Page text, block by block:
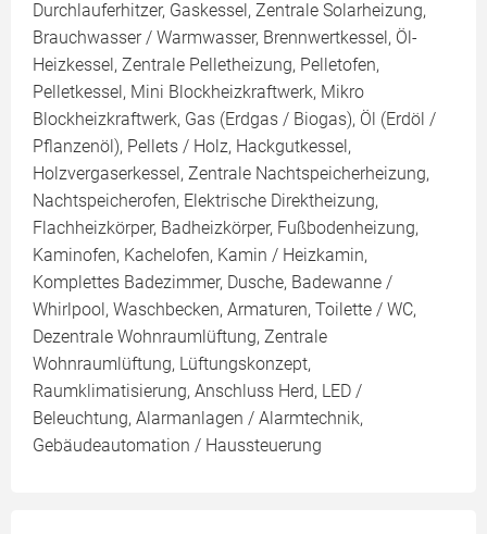
Durchlauferhitzer, Gaskessel, Zentrale Solarheizung,
Brauchwasser / Warmwasser, Brennwertkessel, Öl-
Heizkessel, Zentrale Pelletheizung, Pelletofen,
Pelletkessel, Mini Blockheizkraftwerk, Mikro
Blockheizkraftwerk, Gas (Erdgas / Biogas), Öl (Erdöl /
Pflanzenöl), Pellets / Holz, Hackgutkessel,
Holzvergaserkessel, Zentrale Nachtspeicherheizung,
Nachtspeicherofen, Elektrische Direktheizung,
Flachheizkörper, Badheizkörper, Fußbodenheizung,
Kaminofen, Kachelofen, Kamin / Heizkamin,
Komplettes Badezimmer, Dusche, Badewanne /
Whirlpool, Waschbecken, Armaturen, Toilette / WC,
Dezentrale Wohnraumlüftung, Zentrale
Wohnraumlüftung, Lüftungskonzept,
Raumklimatisierung, Anschluss Herd, LED /
Beleuchtung, Alarmanlagen / Alarmtechnik,
Gebäudeautomation / Haussteuerung